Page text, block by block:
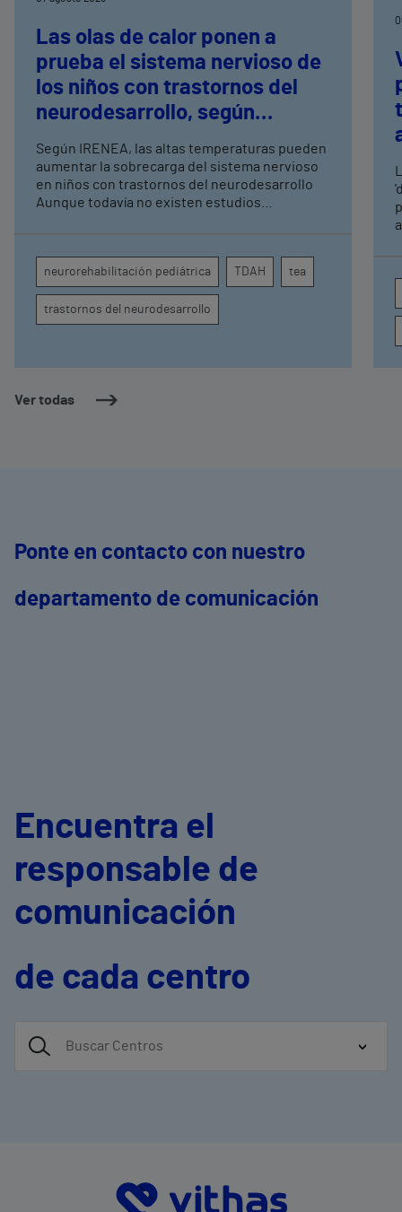
Ver todas
Las olas de calor ponen a
prueba el sistema nervioso de
los niños con trastornos del
neurodesarrollo, según
expertos en
neurorrehabilitación
pediátrica de Vithas
Según IRENEA, las altas temperaturas pueden
aumentar la sobrecarga del sistema nervioso
en niños con trastornos del neurodesarrollo
Aunque todavía no existen estudios
atención, la regulación emocional y la
conducta
neurorehabilitación pediátrica TDAH tea
trastornos del neurodesarrollo
Ponte en contacto con nuestro
departamento de comunicación
Encuentra el
responsable de
comunicación
de cada centro